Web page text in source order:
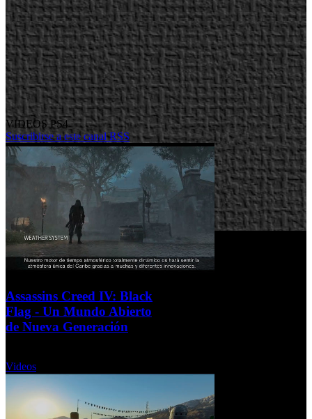
VIDEOS PS4
Suscribirse a este canal RSS
Assassins Creed IV: Black
Flag - Un Mundo Abierto
de Nueva Generación
Videos